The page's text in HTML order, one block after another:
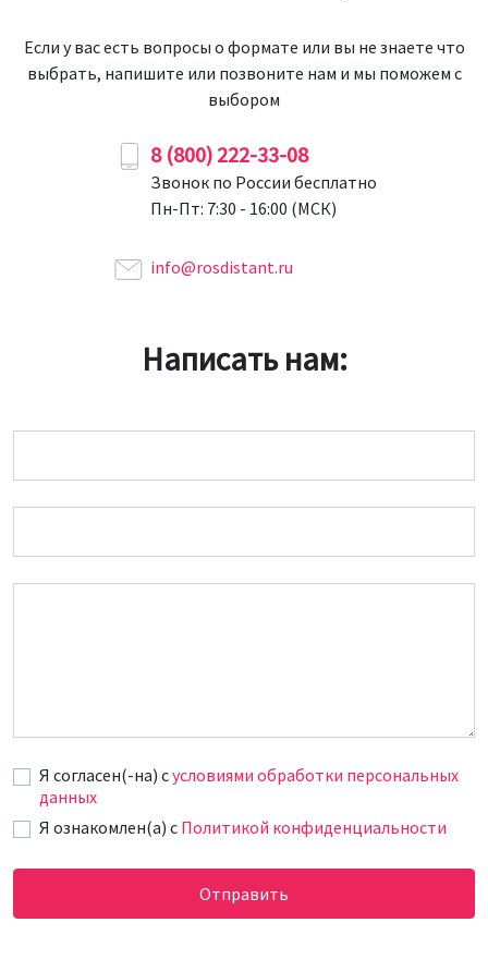
Если у вас есть вопросы о формате или вы не знаете что
выбрать, напишите или позвоните нам и мы поможем с
выбором
8 (800) 222-33-08
Звонок по России бесплатно
Пн-Пт: 7:30 - 16:00 (МСК)
info@rosdistant.ru
Написать нам:
Я согласен(-на) cусловиями обработки персональных
данных
Я ознакомлен(а) с Политикой конфиденциальности
Отправить